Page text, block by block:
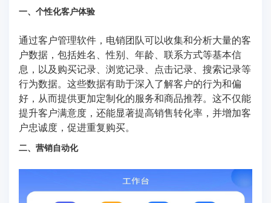
一、个性化客户体验
通过客户管理软件，电销团队可以收集和分析大量的客
户数据，包括姓名、性别、年龄、联系方式等基本信
息，以及购买记录、浏览记录、点击记录、搜索记录等
行为数据。这些数据有助于深入了解客户的行为和偏
好，从而提供更加定制化的服务和商品推荐。这不仅能
提升客户满意度，还能显著提高销售转化率，并增加客
户忠诚度，促进重复购买。
二、营销自动化